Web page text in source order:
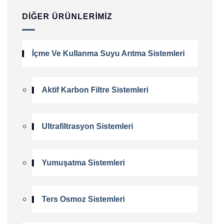
DIĞER ÜRÜNLERIMIZ
İçme Ve Kullanma Suyu Arıtma Sistemleri
Aktif Karbon Filtre Sistemleri
Ultrafiltrasyon Sistemleri
Yumuşatma Sistemleri
Ters Osmoz Sistemleri